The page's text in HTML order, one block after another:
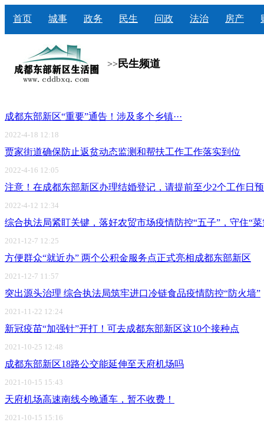
首页 城事 政务 民生 问政 法治 房产
>>民生频道
成都东部新区“重要”通告！涉及多个乡镇···
2022-4-18 12:18
贾家街道确保防止返贫动态监测和帮扶工作工作落实到位
2022-4-16 12:05
注意！在成都东部新区办理结婚登记，请提前至少2个工作日
2022-4-12 12:34
综合执法局紧盯关键，落好农贸市场疫情防控“五子”，守住“
2021-12-7 12:25
方便群众“就近办” 两个公积金服务点正式亮相成都东部新区
2021-12-7 11:57
突出源头治理 综合执法局筑牢进口冷链食品疫情防控“防火墙”
2021-11-22 12:24
新冠疫苗“加强针”开打！可去成都东部新区这10个接种点
2021-10-25 12:48
成都东部新区18路公交能延伸至天府机场吗
2021-10-15 15:43
天府机场高速南线今晚通车，暂不收费！
2021-10-15 15:16